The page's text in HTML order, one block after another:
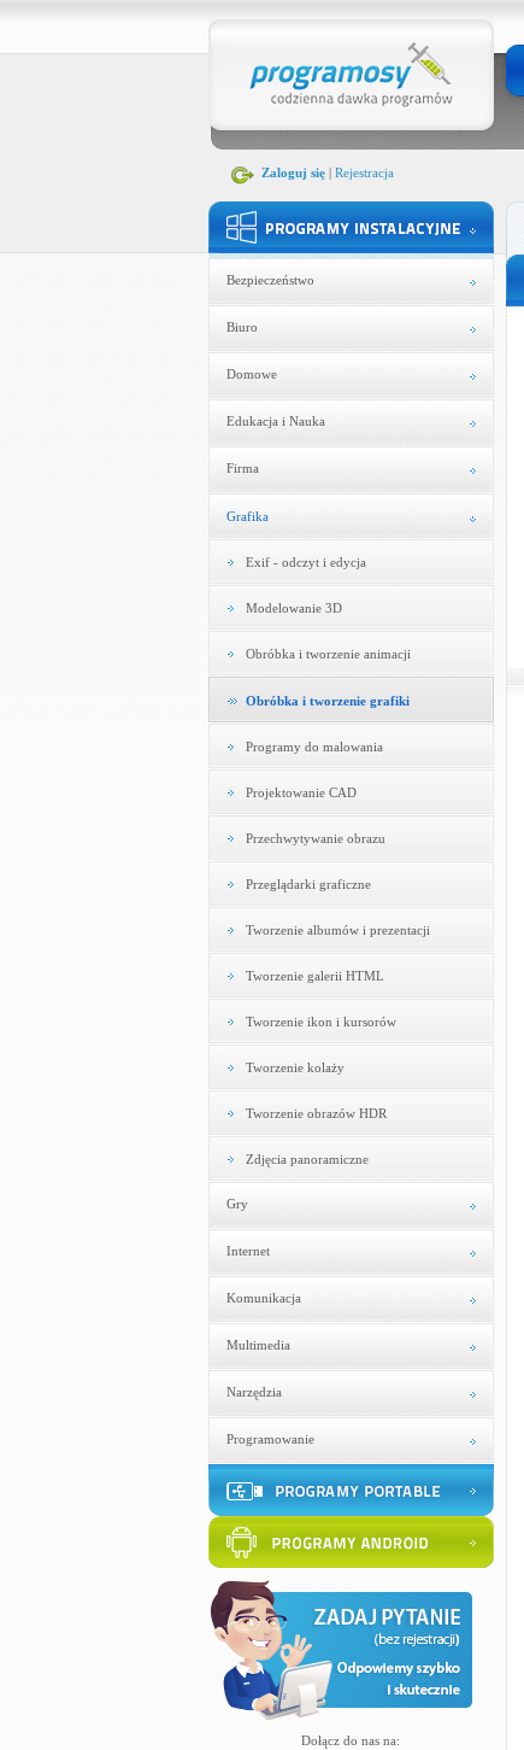
Zaloguj się| Rejestracja
Bezpieczeństwo
Biuro
Domowe
Edukacja i Nauka
Firma
Grafika
Exif - odczyt i edycja
Modelowanie 3D
Obróbka i tworzenie animacji
Obróbka i tworzenie grafiki
Programy do malowania
Projektowanie CAD
Przechwytywanie obrazu
Przeglądarki graficzne
Tworzenie albumów i prezentacji
Tworzenie galerii HTML
Tworzenie ikon i kursorów
Tworzenie kolaży
Tworzenie obrazów HDR
Zdjęcia panoramiczne
Gry
Internet
Komunikacja
Multimedia
Narzędzia
Programowanie
Dołącz do nas na: